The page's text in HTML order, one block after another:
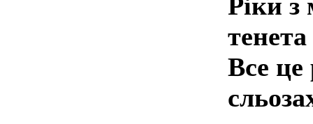
Ріки з
тенета
Все це